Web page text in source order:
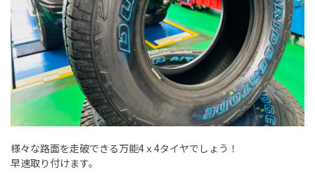
様々な路面を走破できる万能4ｘ4タイヤでしょう！
早速取り付けます。